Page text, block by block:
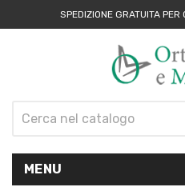
SPEDIZIONE GRATUITA
MENU